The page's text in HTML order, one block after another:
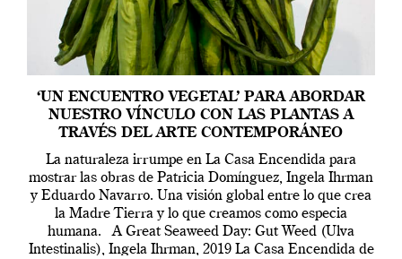
‘UN ENCUENTRO VEGETAL’ PARA ABORDAR
NUESTRO VÍNCULO CON LAS PLANTAS A
TRAVÉS DEL ARTE CONTEMPORÁNEO
La naturaleza irrumpe en La Casa Encendida para
mostrar las obras de Patricia Domínguez, Ingela Ihrman
y Eduardo Navarro. Una visión global entre lo que crea
la Madre Tierra y lo que creamos como especia
humana. A Great Seaweed Day: Gut Weed (Ulva
Intestinalis), Ingela Ihrman, 2019 La Casa Encendida de